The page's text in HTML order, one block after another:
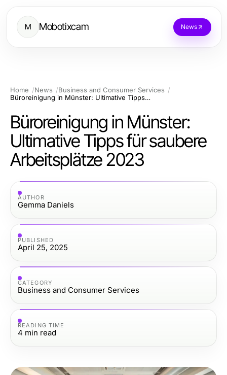
M Mobotixcam News
Home News
Business and Consumer Services
Büroreinigung in Münster: Ultimative Tipps für saubere Arbeitsplätze 2023
Büroreinigung in Münster:
Ultimative Tipps für saubere
Arbeitsplätze 2023
AUTHOR
Gemma Daniels
PUBLISHED
April 25, 2025
CATEGORY
Business and Consumer Services
READING TIME
4 min read